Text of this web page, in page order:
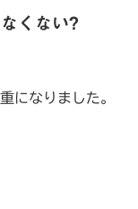
くない?
になりました。